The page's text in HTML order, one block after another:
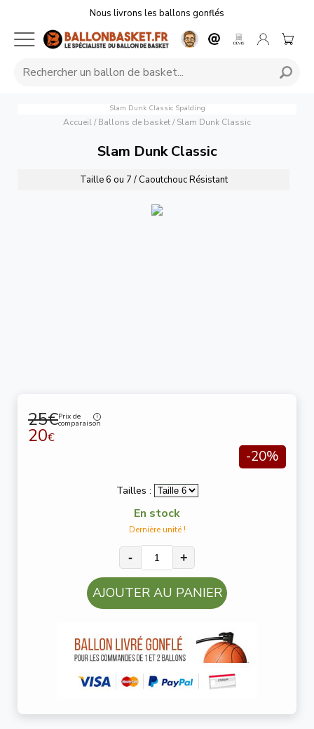
Nous livrons les ballons gonflés
Slam Dunk Classic Spalding
Accueil/ Ballons de basket/ Slam Dunk Classic
Slam Dunk Classic
Taille 6 ou 7 / Caoutchouc Résistant
25€Prix de
comparaison
20€
-20%
Tailles :
En stock
Dernière unité !
- +
AJOUTER AU PANIER